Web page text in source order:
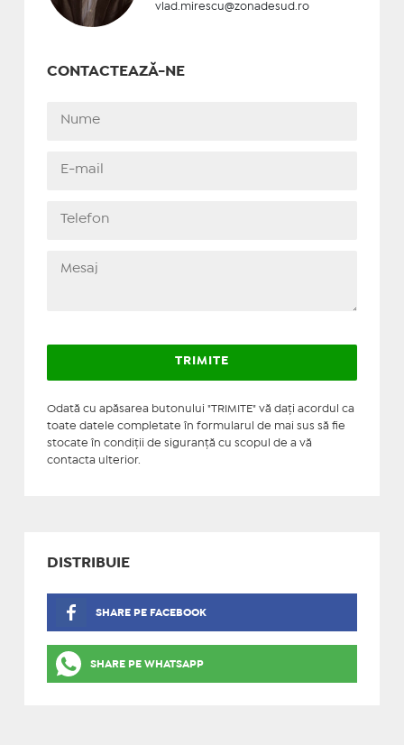
vlad.mirescu@zonadesud.ro
CONTACTEAZĂ-NE
Odată cu apăsarea butonului "TRIMITE" vă daţi acordul ca
toate datele completate în formularul de mai sus să fie
stocate în condiţii de siguranţă cu scopul de a vă
contacta ulterior.
DISTRIBUIE
SHARE PE FACEBOOK
SHARE PE WHATSAPP